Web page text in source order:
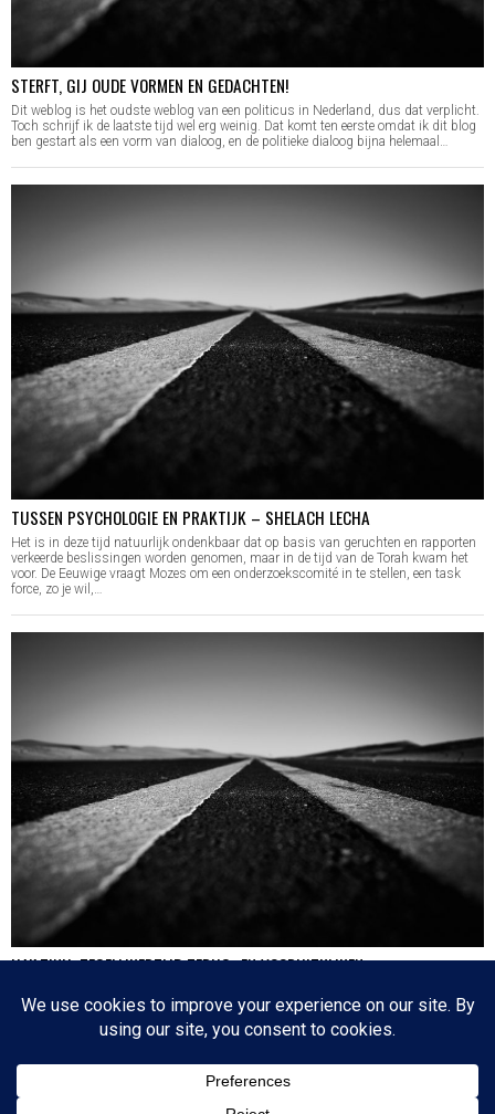
STERFT, GIJ OUDE VORMEN EN GEDACHTEN!
Dit weblog is het oudste weblog van een politicus in Nederland, dus dat verplicht.
Toch schrijf ik de laatste tijd wel erg weinig. Dat komt ten eerste omdat ik dit blog
ben gestart als een vorm van dialoog, en de politieke dialoog bijna helemaal…
TUSSEN PSYCHOLOGIE EN PRAKTIJK – SHELACH LECHA
Het is in deze tijd natuurlijk ondenkbaar dat op basis van geruchten en rapporten
verkeerde beslissingen worden genomen, maar in de tijd van de Torah kwam het
voor. De Eeuwige vraagt Mozes om een onderzoekscomité in te stellen, een task
force, zo je wil,…
HA’AZINU: TEGELIJKERTIJD TERUG- EN VOORUITKIJKEN
oktober 2020 begonnen: de eerste parasja van het jaar. Het zijn dagen die
tegenstrijdige emoties oproepen: aan de ene kant lezen we over de laatste dagen
Since 2003 © All Rights Reserved | Foto's Robbert Baruch tenzij anders vermeld